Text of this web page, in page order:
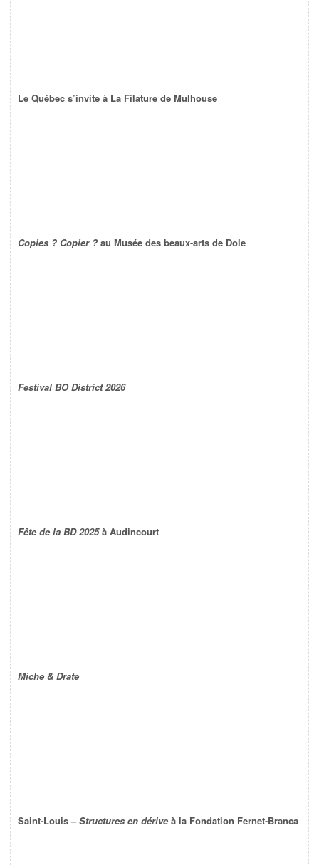
Le Québec s’invite à La Filature de Mulhouse
Copies ? Copier ? au Musée des beaux-arts de Dole
Festival BO District 2026
Fête de la BD 2025à Audincourt
Miche & Drate
Saint-Louis –Structures en dérive à la Fondation Fernet-Branca